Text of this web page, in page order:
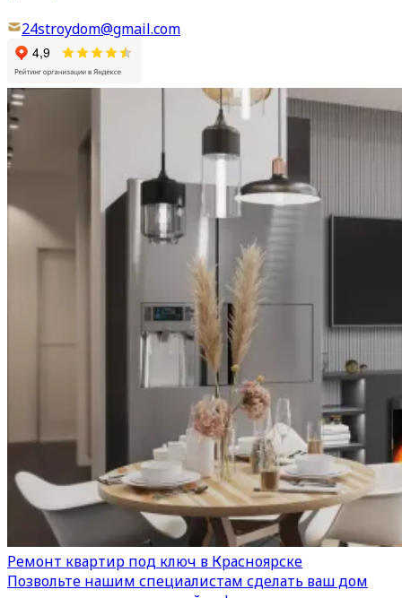
24stroydom@gmail.com
Ремонт квартир под ключ в Красноярске
Позвольте нашим специалистам сделать ваш дом